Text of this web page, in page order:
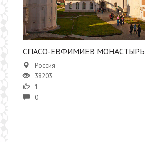
СПАСО-ЕВФИМИЕВ МОНАСТЫРЬ
Россия
38203
1
0